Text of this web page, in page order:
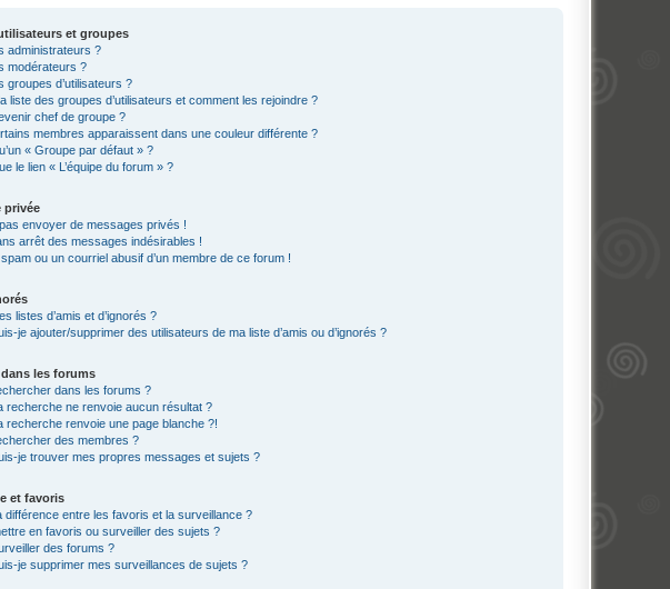
et groupes
administrateurs ?
modérateurs ?
groupes d’utilisateurs ?
liste des groupes d’utilisateurs et comment les rejoindre ?
chef de groupe ?
membres apparaissent dans une couleur différente ?
« Groupe par défaut » ?
le lien « L’équipe du forum » ?
privée
envoyer de messages privés !
arrêt des messages indésirables !
spam ou un courriel abusif d’un membre de ce forum !
listes d’amis et d’ignorés ?
je ajouter/supprimer des utilisateurs de ma liste d’amis ou d’ignorés ?
les forums
dans les forums ?
recherche ne renvoie aucun résultat ?
recherche renvoie une page blanche ?!
des membres ?
je trouver mes propres messages et sujets ?
et favoris
différence entre les favoris et la surveillance ?
en favoris ou surveiller des sujets ?
des forums ?
je supprimer mes surveillances de sujets ?